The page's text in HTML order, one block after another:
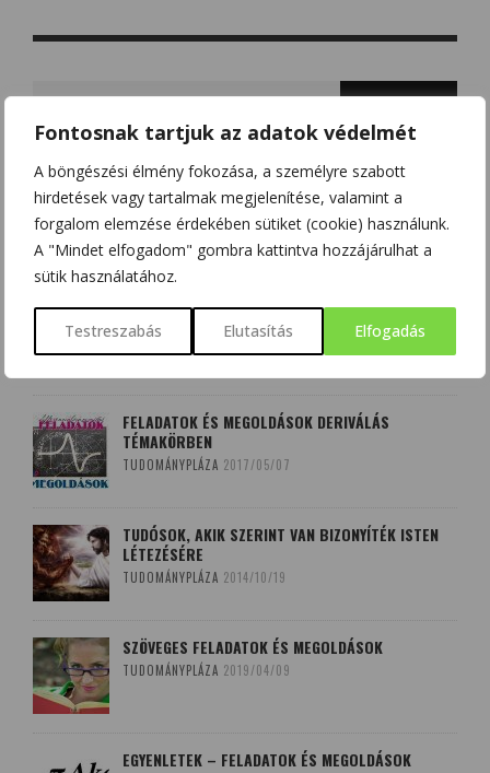
Fontosnak tartjuk az adatok védelmét
A böngészési élmény fokozása, a személyre szabott
hirdetések vagy tartalmak megjelenítése, valamint a
forgalom elemzése érdekében sütiket (cookie) használunk.
A "Mindet elfogadom" gombra kattintva hozzájárulhat a
sütik használatához.
Testreszabás Elutasítás Elfogadás
Search
LEGTÖBB HOZZÁSZÓLÁS
ALGEBRA FELADATOK
TUDOMÁNYPLÁZA 2017/05/23
FELADATOK ÉS MEGOLDÁSOK DERIVÁLÁS
TÉMAKÖRBEN
TUDOMÁNYPLÁZA 2017/05/07
TUDÓSOK, AKIK SZERINT VAN BIZONYÍTÉK ISTEN
LÉTEZÉSÉRE
TUDOMÁNYPLÁZA 2014/10/19
SZÖVEGES FELADATOK ÉS MEGOLDÁSOK
TUDOMÁNYPLÁZA 2019/04/09
EGYENLETEK – FELADATOK ÉS MEGOLDÁSOK